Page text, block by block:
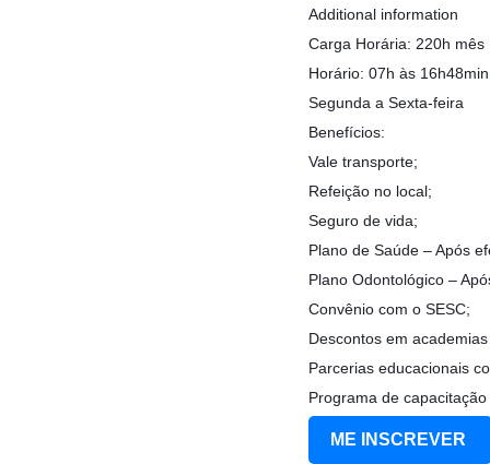
Additional information
Carga Horária: 220h mês
Horário: 07h às 16h48min
Segunda a Sexta-feira
Benefícios:
Vale transporte;
Refeição no local;
Seguro de vida;
Plano de Saúde – Após
Plano Odontológico –
Convênio com o SESC;
Descontos em
Parcerias educacionais
Programa de
ME INSCREVER